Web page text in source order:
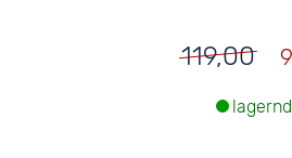
119,00
lagernd